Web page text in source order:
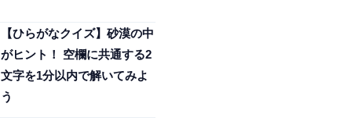
【ひらがなクイズ】砂漠の中
がヒント！ 空欄に共通する2
文字を1分以内で解いてみよ
う